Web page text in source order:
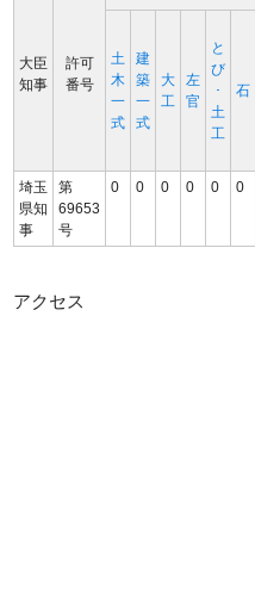
大臣
知事
許可
番号
土
木
一
式
建
築
一
式
大
工
左
官
と
び
･
土
工
石
埼玉
県知
事
第
69653
号
0 0 0 0 0 0
アクセス